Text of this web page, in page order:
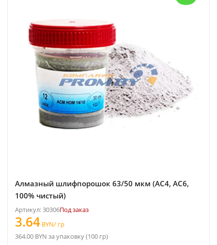
Алмазный шлифпорошок 63/50 мкм (АС4, АС6,
100% чистый)
Артикул: 30306Под заказ
3.64 BYN/ гр
364.00 BYN за упаковку (100 гр)